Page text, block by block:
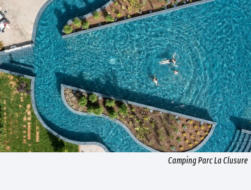
Camping Parc La Clusure